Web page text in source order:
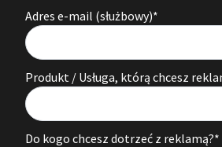
Adres e-mail (służbowy)*
Produkt / Usługa, którą chcesz
Do kogo chcesz dotrzeć z reklamą?*